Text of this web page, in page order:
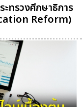
ทรวงศึกษาธิการ
Reform)